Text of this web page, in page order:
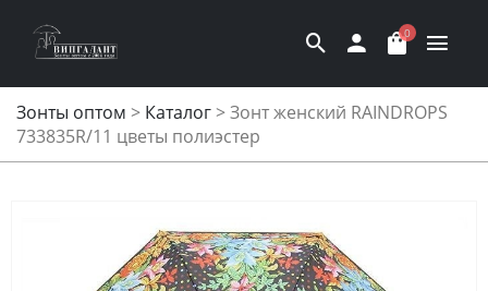
0
Зонты оптом > Каталог>Зонт женский RAINDROPS
733835R/11 цветы полиэстер